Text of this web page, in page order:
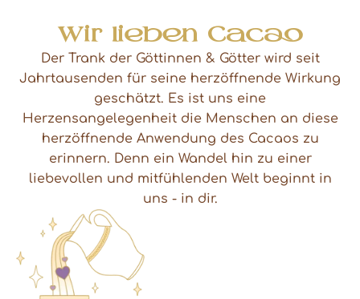
Wir lieben Cacao
Der Trank der Göttinnen & Götter wird seit
Jahrtausenden für seine herzöffnende Wirkung
geschätzt. Es ist uns eine
Herzensangelegenheit die Menschen an diese
herzöffnende Anwendung des Cacaos zu
erinnern. Denn ein Wandel hin zu einer
liebevollen und mitfühlenden Welt beginnt in
uns - in dir.